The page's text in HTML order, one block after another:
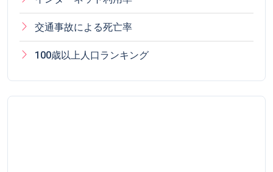
交通事故による死亡率
100歳以上人口ランキング